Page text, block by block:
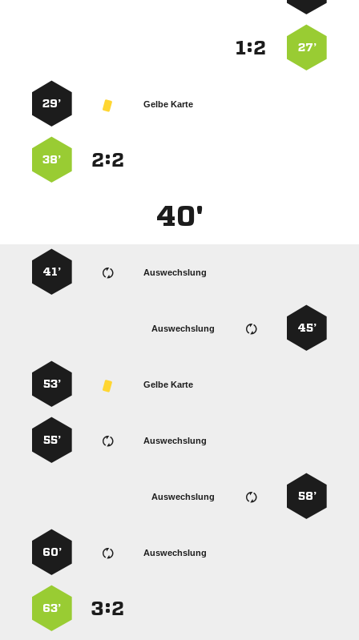
27’
:
Gelbe Karte
29’
:
38’
40'
Auswechslung
41’
45’
Auswechslung
Gelbe Karte
53’
Auswechslung
55’
58’
Auswechslung
Auswechslung
60’
:
63’